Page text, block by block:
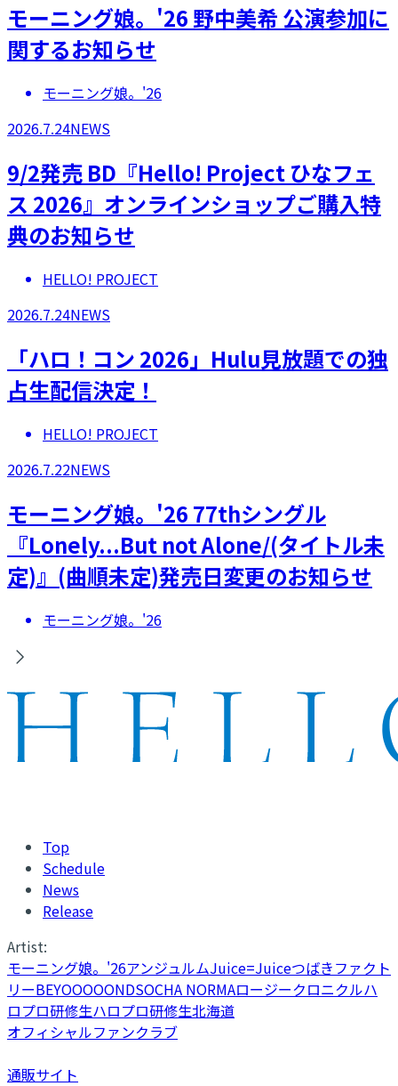
モーニング娘。'26 野中美希 公演参加に
関するお知らせ
モーニング娘。'26
2026.7.24NEWS
9/2発売 BD『Hello! Project ひなフェ
ス 2026』オンラインショップご購入特
典のお知らせ
HELLO! PROJECT
2026.7.24NEWS
「ハロ！コン 2026」Hulu見放題での独
占生配信決定！
HELLO! PROJECT
2026.7.22NEWS
モーニング娘。'26 77thシングル
『Lonely...But not Alone/(タイトル未
定)』(曲順未定)発売日変更のお知らせ
モーニング娘。'26
Top
Schedule
News
Release
Artist:
モーニング娘。'26アンジュルムJuice=Juiceつばきファクト
リーBEYOOOOONDSOCHA NORMAロージークロニクルハ
ロプロ研修生ハロプロ研修生北海道
オフィシャルファンクラブ
通販サイト